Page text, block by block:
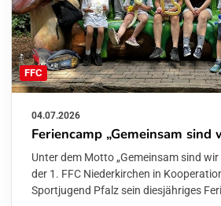
FFC
04.07.2026
Feriencamp „Gemeinsam sind
Unter dem Motto „Gemeinsam sind
der 1. FFC Niederkirchen in
Sportjugend Pfalz sein diesjähriges